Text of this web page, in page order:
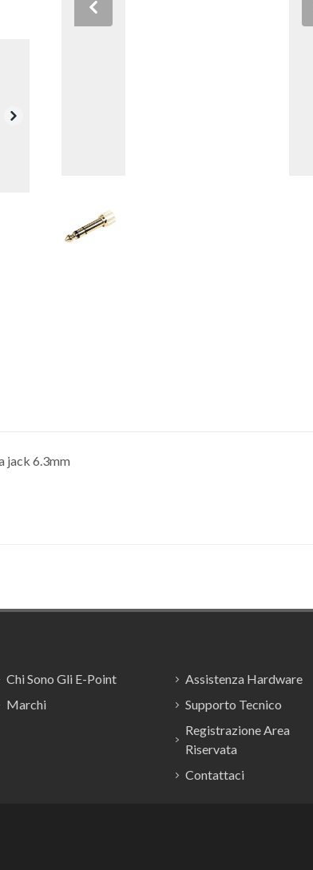
Previous
jack 6.3mm
Chi Sono Gli E-Point
Marchi
Assistenza Hardware
Supporto Tecnico
Registrazione Area
Riservata
Contattaci